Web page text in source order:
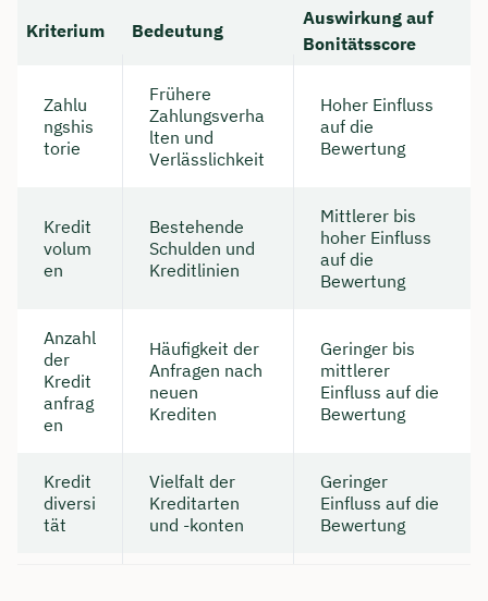
Kriterium Bedeutung
Auswirkung auf
Bonitätsscore
Zahlu
ngshis
torie
Frühere
Zahlungsverha
lten und
Verlässlichkeit
Hoher Einfluss
auf die
Bewertung
Kredit
volum
en
Bestehende
Schulden und
Kreditlinien
Mittlerer bis
hoher Einfluss
auf die
Bewertung
Anzahl
der
Kredit
anfrag
en
Häufigkeit der
Anfragen nach
neuen
Krediten
Geringer bis
mittlerer
Einfluss auf die
Bewertung
Kredit
diversi
tät
Vielfalt der
Kreditarten
und -konten
Geringer
Einfluss auf die
Bewertung
Dauer: ca. 30 Minuten
🗓️ Wählen Sie jetzt Ihren Wunschtermin:
Meeting buchen